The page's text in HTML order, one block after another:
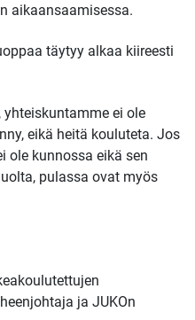
aikaansaamisessa.
täytyy alkaa kiireesti
yhteiskuntamme ei ole
eikä heitä kouluteta. Jos
ole kunnossa eikä sen
pulassa ovat myös
ja JUKOn